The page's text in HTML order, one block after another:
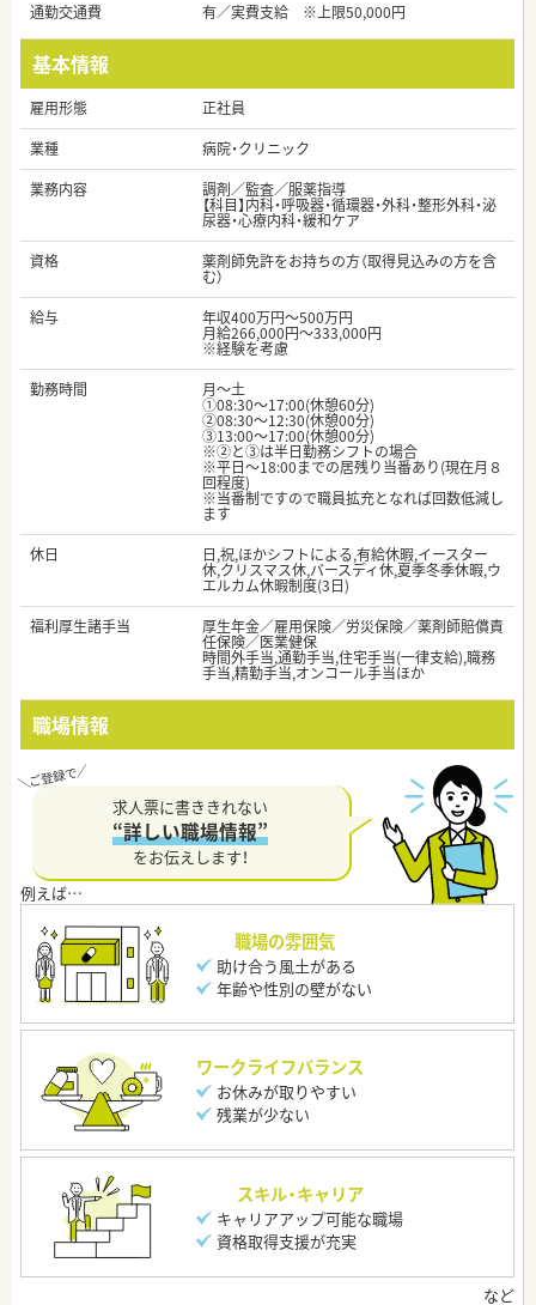
通勤交通費
有／実費支給 ※上限50,000円
基本情報
雇用形態
正社員
業種
病院・クリニック
業務内容
調剤／監査／服薬指導
【科目】内科・呼吸器・循環器・外科・整形外科・泌
尿器・心療内科・緩和ケア
資格
薬剤師免許をお持ちの方（取得見込みの方を含
む）
給与
年収400万円～500万円
月給266,000円～333,000円
※経験を考慮
勤務時間
月～土
①08:30～17:00(休憩60分)
②08:30～12:30(休憩00分)
③13:00～17:00(休憩00分)
※②と③は半日勤務シフトの場合
※平日～18:00までの居残り当番あり(現在月８
回程度)
※当番制ですので職員拡充となれば回数低減し
ます
休日
日,祝,ほかシフトによる,有給休暇,イースター
休,クリスマス休,バースディ休,夏季冬季休暇,ウ
エルカム休暇制度(3日)
福利厚生諸手当
厚生年金／雇用保険／労災保険／薬剤師賠償責
任保険／医業健保
時間外手当,通勤手当,住宅手当(一律支給),職務
手当,精勤手当,オンコール手当ほか
職場情報
求人票に書ききれない
“詳しい職場情報”
をお伝えします！
職場の雰囲気
助け合う風土がある
年齢や性別の壁がない
ワークライフバランス
お休みが取りやすい
残業が少ない
スキル・キャリア
キャリアアップ可能な職場
資格取得支援が充実